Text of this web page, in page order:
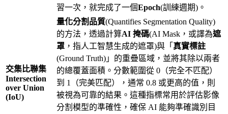
習一次，就完成了一個Epoch(訓練週期)。
交集比聯集
Intersection
over Union
(IoU)
量化分割品質(Quantifies Segmentation Quality)
的方法，透過計算AI 掩碼(AI Mask，或譯為遮
罩 ，指人工智慧生成的遮罩)與「 真實標註
(Ground Truth)」的重疊區域，並將其除以兩者
的總覆蓋面積。分數範圍從 0（完全不匹配）
到 1（完美匹配），通常 0.8 或更高的值，則
被視為可靠的結果。這種指標常用於評估影像
分割模型的準確性，確保 AI 能夠準確識別目